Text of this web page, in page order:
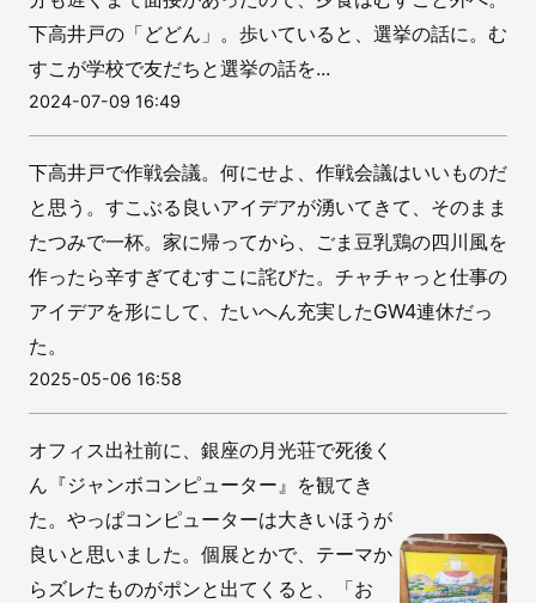
下高井戸の「どどん」。歩いていると、選挙の話に。む
すこが学校で友だちと選挙の話を...
2024-07-09 16:49
下高井戸で作戦会議。何にせよ、作戦会議はいいものだ
と思う。すこぶる良いアイデアが湧いてきて、そのまま
たつみで一杯。家に帰ってから、ごま豆乳鶏の四川風を
作ったら辛すぎてむすこに詫びた。チャチャっと仕事の
アイデアを形にして、たいへん充実したGW4連休だっ
た。
2025-05-06 16:58
オフィス出社前に、銀座の月光荘で死後く
ん『ジャンボコンピューター』を観てき
た。やっぱコンピューターは大きいほうが
良いと思いました。個展とかで、テーマか
らズレたものがポンと出てくると、「お